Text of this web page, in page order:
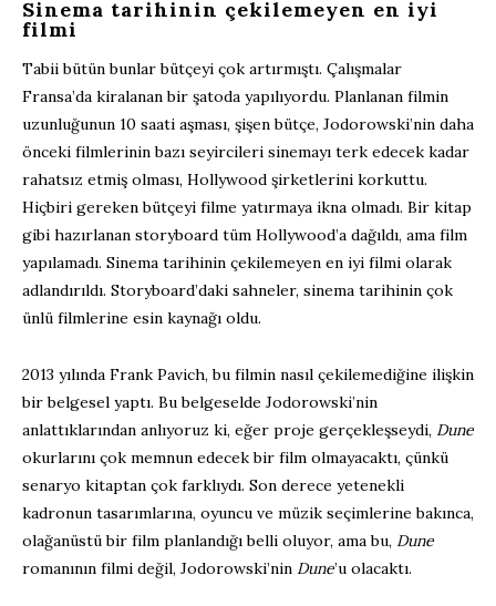
Sinema tarihinin çekilemeyen en iyi
filmi
Tabii bütün bunlar bütçeyi çok artırmıştı. Çalışmalar
Fransa’da kiralanan bir şatoda yapılıyordu. Planlanan filmin
uzunluğunun 10 saati aşması, şişen bütçe, Jodorowski’nin daha
önceki filmlerinin bazı seyircileri sinemayı terk edecek kadar
rahatsız etmiş olması, Hollywood şirketlerini korkuttu.
Hiçbiri gereken bütçeyi filme yatırmaya ikna olmadı. Bir kitap
gibi hazırlanan storyboard tüm Hollywood’a dağıldı, ama film
yapılamadı. Sinema tarihinin çekilemeyen en iyi filmi olarak
adlandırıldı. Storyboard’daki sahneler, sinema tarihinin çok
ünlü filmlerine esin kaynağı oldu.
2013 yılında Frank Pavich, bu filmin nasıl çekilemediğine ilişkin
bir belgesel yaptı. Bu belgeselde Jodorowski’nin
anlattıklarından anlıyoruz ki, eğer proje gerçekleşseydi, Dune
okurlarını çok memnun edecek bir film olmayacaktı, çünkü
senaryo kitaptan çok farklıydı. Son derece yetenekli
kadronun tasarımlarına, oyuncu ve müzik seçimlerine bakınca,
olağanüstü bir film planlandığı belli oluyor, ama bu, Dune
romanının filmi değil, Jodorowski’nin Dune’u olacaktı.